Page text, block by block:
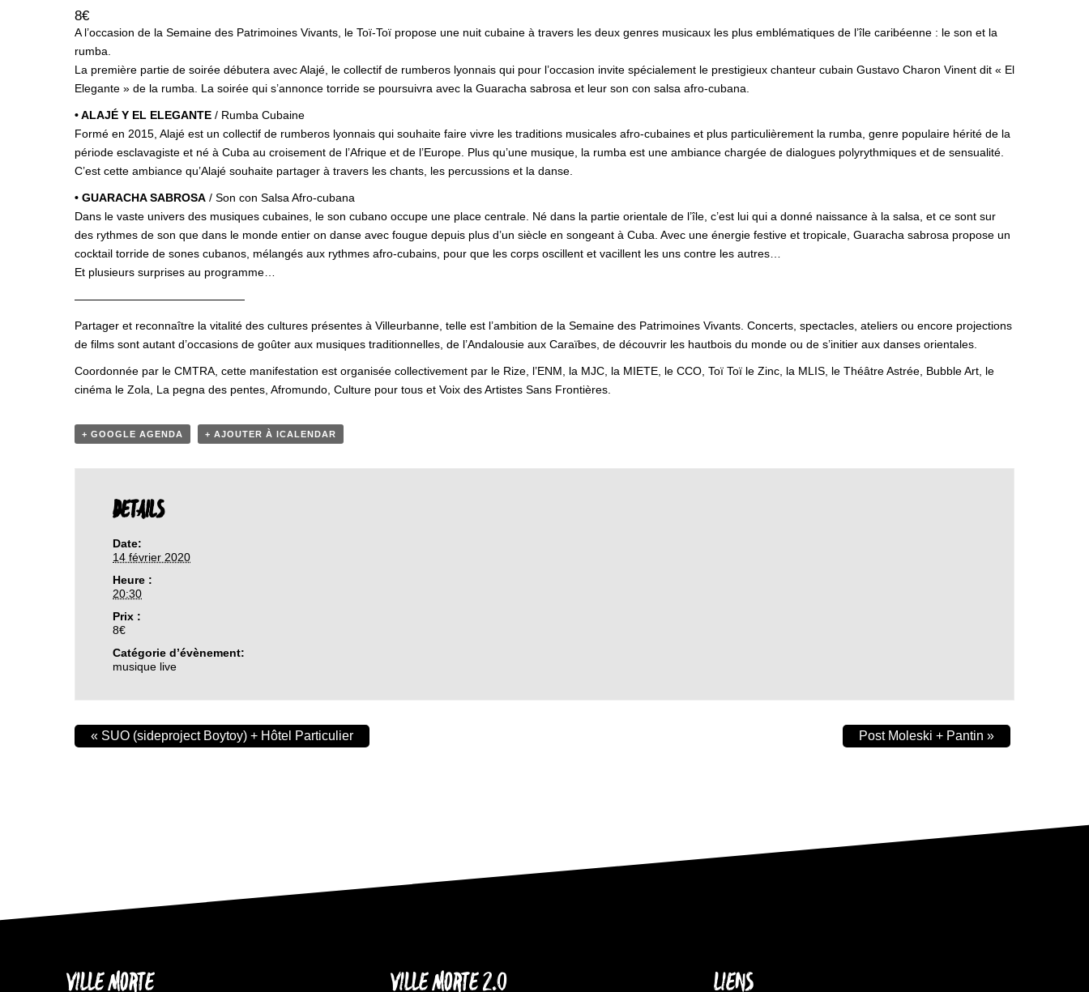
8€
A l’occasion de la Semaine des Patrimoines Vivants, le Toï-Toï propose une nuit cubaine à travers les deux genres musicaux les plus emblématiques de l’île caribéenne : le son et la
rumba.
La première partie de soirée débutera avec Alajé, le collectif de rumberos lyonnais qui pour l’occasion invite spécialement le prestigieux chanteur cubain Gustavo Charon Vinent dit « El
Elegante » de la rumba. La soirée qui s’annonce torride se poursuivra avec la Guaracha sabrosa et leur son con salsa afro-cubana.
• ALAJÉ Y EL ELEGANTE / Rumba Cubaine
Formé en 2015, Alajé est un collectif de rumberos lyonnais qui souhaite faire vivre les traditions musicales afro-cubaines et plus particulièrement la rumba, genre populaire hérité de la
période esclavagiste et né à Cuba au croisement de l’Afrique et de l’Europe. Plus qu’une musique, la rumba est une ambiance chargée de dialogues polyrythmiques et de sensualité.
C’est cette ambiance qu’Alajé souhaite partager à travers les chants, les percussions et la danse.
• GUARACHA SABROSA / Son con Salsa Afro-cubana
Dans le vaste univers des musiques cubaines, le son cubano occupe une place centrale. Né dans la partie orientale de l’île, c’est lui qui a donné naissance à la salsa, et ce sont sur
des rythmes de son que dans le monde entier on danse avec fougue depuis plus d’un siècle en songeant à Cuba. Avec une énergie festive et tropicale, Guaracha sabrosa propose un
cocktail torride de sones cubanos, mélangés aux rythmes afro-cubains, pour que les corps oscillent et vacillent les uns contre les autres…
Et plusieurs surprises au programme…
———————————————
Partager et reconnaître la vitalité des cultures présentes à Villeurbanne, telle est l’ambition de la Semaine des Patrimoines Vivants. Concerts, spectacles, ateliers ou encore projections
de films sont autant d’occasions de goûter aux musiques traditionnelles, de l’Andalousie aux Caraïbes, de découvrir les hautbois du monde ou de s’initier aux danses orientales.
Coordonnée par le CMTRA, cette manifestation est organisée collectivement par le Rize, l’ENM, la MJC, la MIETE, le CCO, Toï Toï le Zinc, la MLIS, le Théâtre Astrée, Bubble Art, le
cinéma le Zola, La pegna des pentes, Afromundo, Culture pour tous et Voix des Artistes Sans Frontières.
+ GOOGLE AGENDA + AJOUTER À ICALENDAR
DETAILS
Date:
14 février 2020
Heure :
20:30
Prix :
8€
Catégorie d’évènement:
musique live
« SUO (sideproject Boytoy) + Hôtel Particulier Post Moleski + Pantin »
VILLE MORTE VILLE MORTE 2.0 LIENS